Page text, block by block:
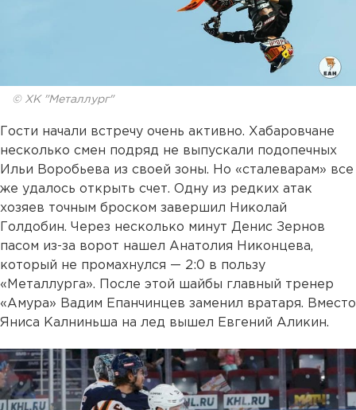
© ХК "Металлург"
Гости начали встречу очень активно. Хабаровчане
несколько смен подряд не выпускали подопечных
Ильи Воробьева из своей зоны. Но «сталеварам» все
же удалось открыть счет. Одну из редких атак
хозяев точным броском завершил Николай
Голдобин. Через несколько минут Денис Зернов
пасом из-за ворот нашел Анатолия Никонцева,
который не промахнулся — 2:0 в пользу
«Металлурга». После этой шайбы главный тренер
«Амура» Вадим Епанчинцев заменил вратаря. Вместо
Яниса Калниньша на лед вышел Евгений Аликин.